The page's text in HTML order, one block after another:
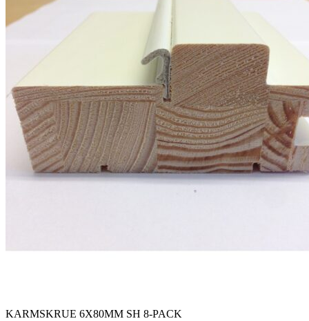
KARMSKRUE 6X80MM SH 8-PACK